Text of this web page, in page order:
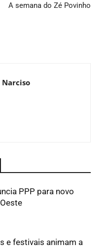
A semana do Zé Povinho
PPP para novo
e festivais animam a